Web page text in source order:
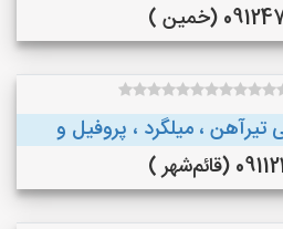
(خمین )
، میلگرد ، پروفیل و
)